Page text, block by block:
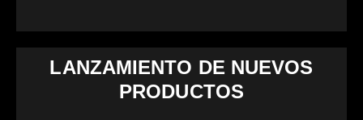
LANZAMIENTO DE NUEVOS
PRODUCTOS